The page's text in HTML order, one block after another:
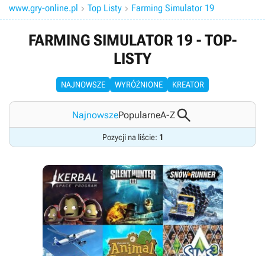
www.gry-online.pl  Top Listy  Farming Simulator 19
FARMING SIMULATOR 19 - TOP-
LISTY
NAJNOWSZE WYRÓŻNIONE KREATOR
NajnowszePopularneA-Z
Pozycji na liście: 1